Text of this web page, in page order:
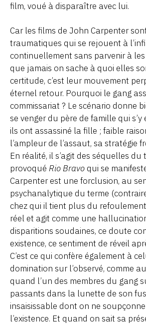
film, voué à disparaître avec lui.
Car les films de John Carpenter
traumatiques qui se rejouent à
continuellement sans parvenir à les
que jamais on sache à quoi elles
certitude, c’est leur mouvement
éternel retour. Pourquoi le gang
commissariat ? Le scénario donne
se venger du père de famille qui
ils ont assassiné la fille ; faible
l’ampleur de l’assaut, sa stratégie
En réalité, il s’agit des séquelles du
provoqué Rio Bravo qui se
Carpenter est une forclusion, au
psychanalytique du terme
chez qui il tient plus du
réel et agit comme une
disparitions soudaines, ce doute
existence, ce sentiment de réveil
C’est ce qui confère également à
domination sur l’observé, comme
quand l’un des membres du gang
passants dans la lunette de son
insaisissable dont on ne
l’existence. Et quand on sait sa